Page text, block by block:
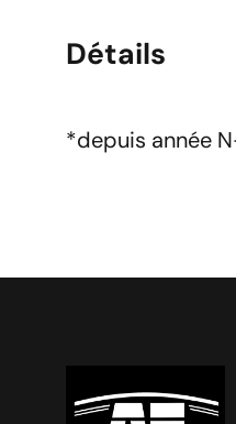
Détails
*depuis année